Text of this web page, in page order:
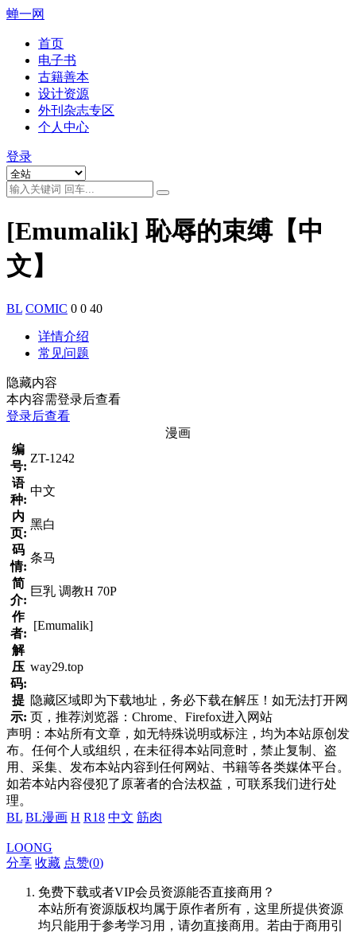
蝉一网
首页
电子书
古籍善本
设计资源
外刊杂志专区
个人中心
登录
[Emumalik] 恥辱的束缚【中
文】
BL COMIC 0 0 40
详情介绍
常见问题
隐藏内容
本内容需登录后查看
登录后查看
漫画
编
号:
ZT-1242
语
种:
中文
内
页:
黑白
码
情:
条马
简
介:
巨乳 调教H 70P
作
者:
[Emumalik]
解
压
码:
way29.top
提
示:
隐藏区域即为下载地址，务必下载在解压！如无法打开网
页，推荐浏览器：Chrome、Firefox进入网站
声明：本站所有文章，如无特殊说明或标注，均为本站原创发
布。任何个人或组织，在未征得本站同意时，禁止复制、盗
用、采集、发布本站内容到任何网站、书籍等各类媒体平台。
如若本站内容侵犯了原著者的合法权益，可联系我们进行处
理。
BL BL漫画 H R18 中文 筋肉
LOONG
分享 收藏 点赞(0)
免费下载或者VIP会员资源能否直接商用？
本站所有资源版权均属于原作者所有，这里所提供资源
均只能用于参考学习用，请勿直接商用。若由于商用引